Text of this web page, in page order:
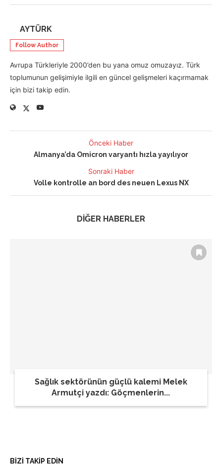
AYTÜRK
Follow Author
Avrupa Türkleriyle 2000’den bu yana omuz omuzayız. Türk
toplumunun gelişimiyle ilgili en güncel gelişmeleri kaçırmamak
için bizi takip edin.
Önceki Haber
Almanya’da Omicron varyantı hızla yayılıyor
Sonraki Haber
Volle kontrolle an bord des neuen Lexus NX
DİĞER HABERLER
Sağlık sektörünün güçlü kalemi Melek
Armutçi yazdı: Göçmenlerin...
BİZİ TAKİP EDİN